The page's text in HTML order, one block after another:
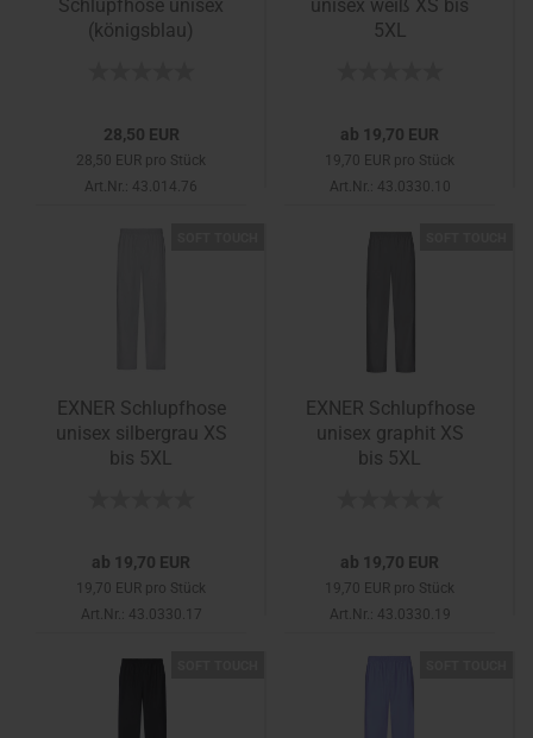
Schlupfhose unisex
(königsblau)
28,50 EUR
28,50 EUR pro Stück
Art.Nr.: 43.014.76
unisex weiß XS bis
5XL
ab 19,70 EUR
19,70 EUR pro Stück
Art.Nr.: 43.0330.10
EXNER Schlupfhose
unisex silbergrau XS
bis 5XL
ab 19,70 EUR
19,70 EUR pro Stück
Art.Nr.: 43.0330.17
EXNER Schlupfhose
unisex graphit XS
bis 5XL
ab 19,70 EUR
19,70 EUR pro Stück
Art.Nr.: 43.0330.19